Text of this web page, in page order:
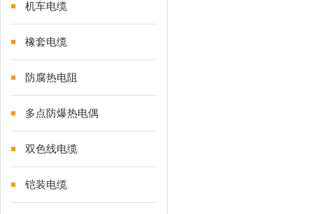
机车电缆
橡套电缆
防腐热电阻
多点防爆热电偶
双色线电缆
铠装电缆